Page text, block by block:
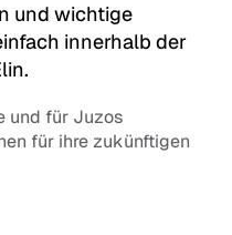
und wichtige
innerhalb der
und für Juzos
für ihre zukünftigen